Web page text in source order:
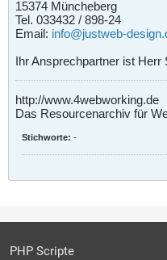
15374 Müncheberg
Tel. 033432 / 898-24
Email: info@justweb-
Ihr Ansprechpartner ist Herr
http://www.4webworking.de
Das Resourcenarchiv für
Stichworte: -
PHP Scripte